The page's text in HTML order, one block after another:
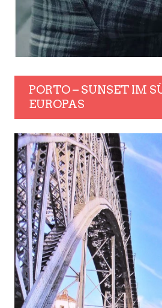
PORTO – SUNSET IM
EUROPAS